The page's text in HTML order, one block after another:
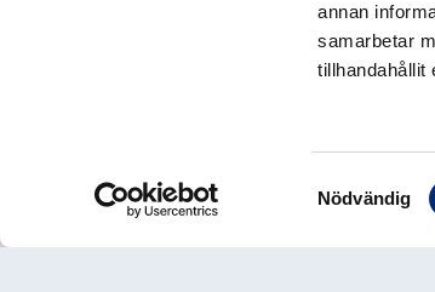
annan
samarbetar
tillhandahållit
Samtyckesval
Nödvändig